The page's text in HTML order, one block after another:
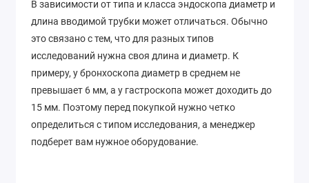
В зависимости от типа и класса эндоскопа диаметр и
длина вводимой трубки может отличаться. Обычно
это связано с тем, что для разных типов
исследований нужна своя длина и диаметр. К
примеру, у бронхоскопа диаметр в среднем не
превышает 6 мм, а у гастроскопа может доходить до
15 мм. Поэтому перед покупкой нужно четко
определиться с типом исследования, а менеджер
подберет вам нужное оборудование.